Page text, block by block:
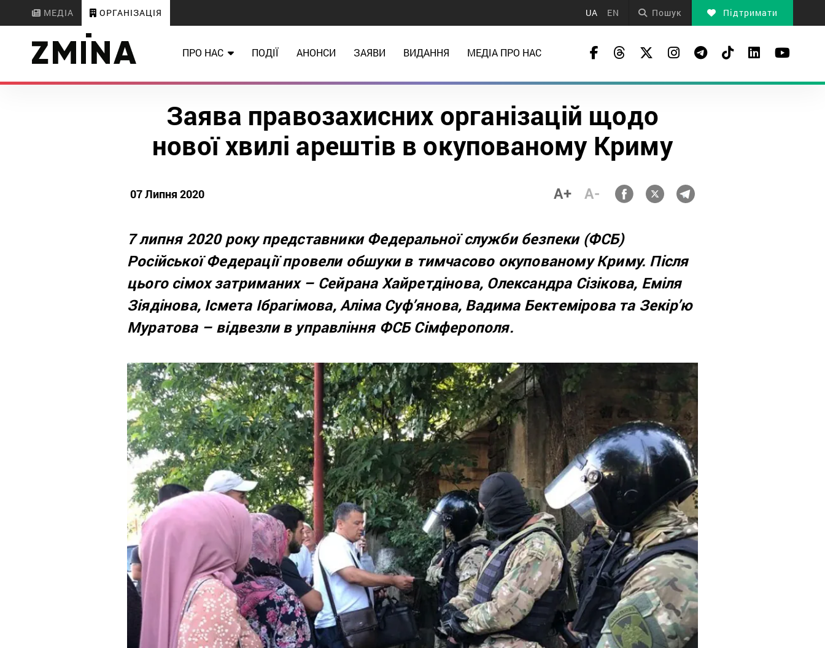
МЕДІА ОРГАНІЗАЦІЯ UA EN Пошук Підтримати
ПРО НАС ПОДІЇ АНОНСИ ЗАЯВИ ВИДАННЯ МЕДІА ПРО НАС
Заява правозахисних організацій щодо
нової хвилі арештів в окупованому Криму
07 Липня 2020 A+ A-
7 липня 2020 року представники Федеральної служби безпеки (ФСБ)
Російської Федерації провели обшуки в тимчасово окупованому Криму. Після
цього сімох затриманих – Сейрана Хайретдінова, Олександра Сізікова, Еміля
Зіядінова, Ісмета Ібрагімова, Аліма Суф’янова, Вадима Бектемірова та Зекір’ю
Муратова – відвезли в управління ФСБ Сімферополя.